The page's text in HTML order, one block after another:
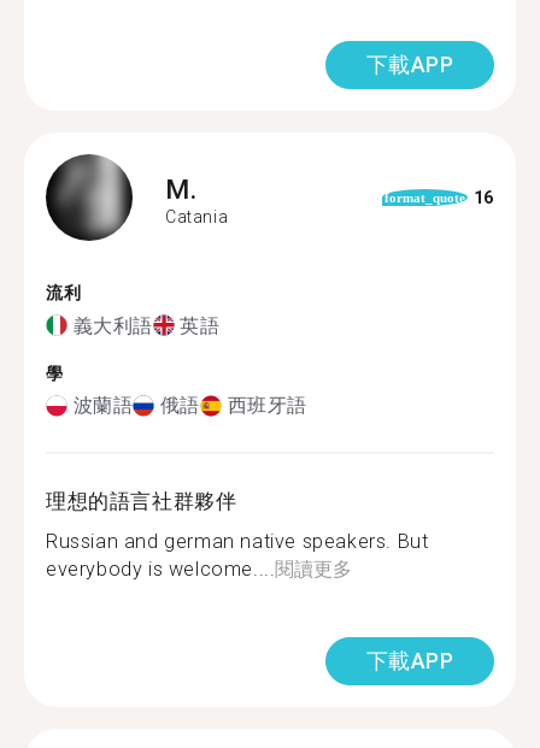
下載APP
M.
Catania
format_quote 16
流利
義大利語 英語
學
波蘭語 俄語 西班牙語
理想的語言社群夥伴
Russian and german native speakers. But
everybody is welcome....閱讀更多
下載APP